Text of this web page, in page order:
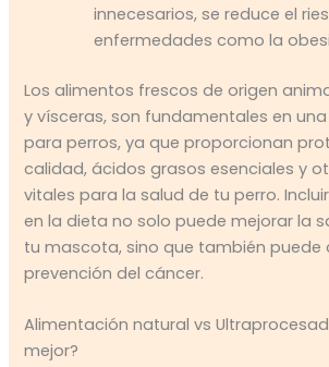
innecesarios, se reduce el
enfermedades como la
Los alimentos frescos de origen
y vísceras, son fundamentales en
para perros, ya que proporcionan
calidad, ácidos grasos esenciales y
vitales para la salud de tu perro.
en la dieta no solo puede mejorar la
tu mascota, sino que también puede
prevención del cáncer.
Alimentación natural vs
mejor?